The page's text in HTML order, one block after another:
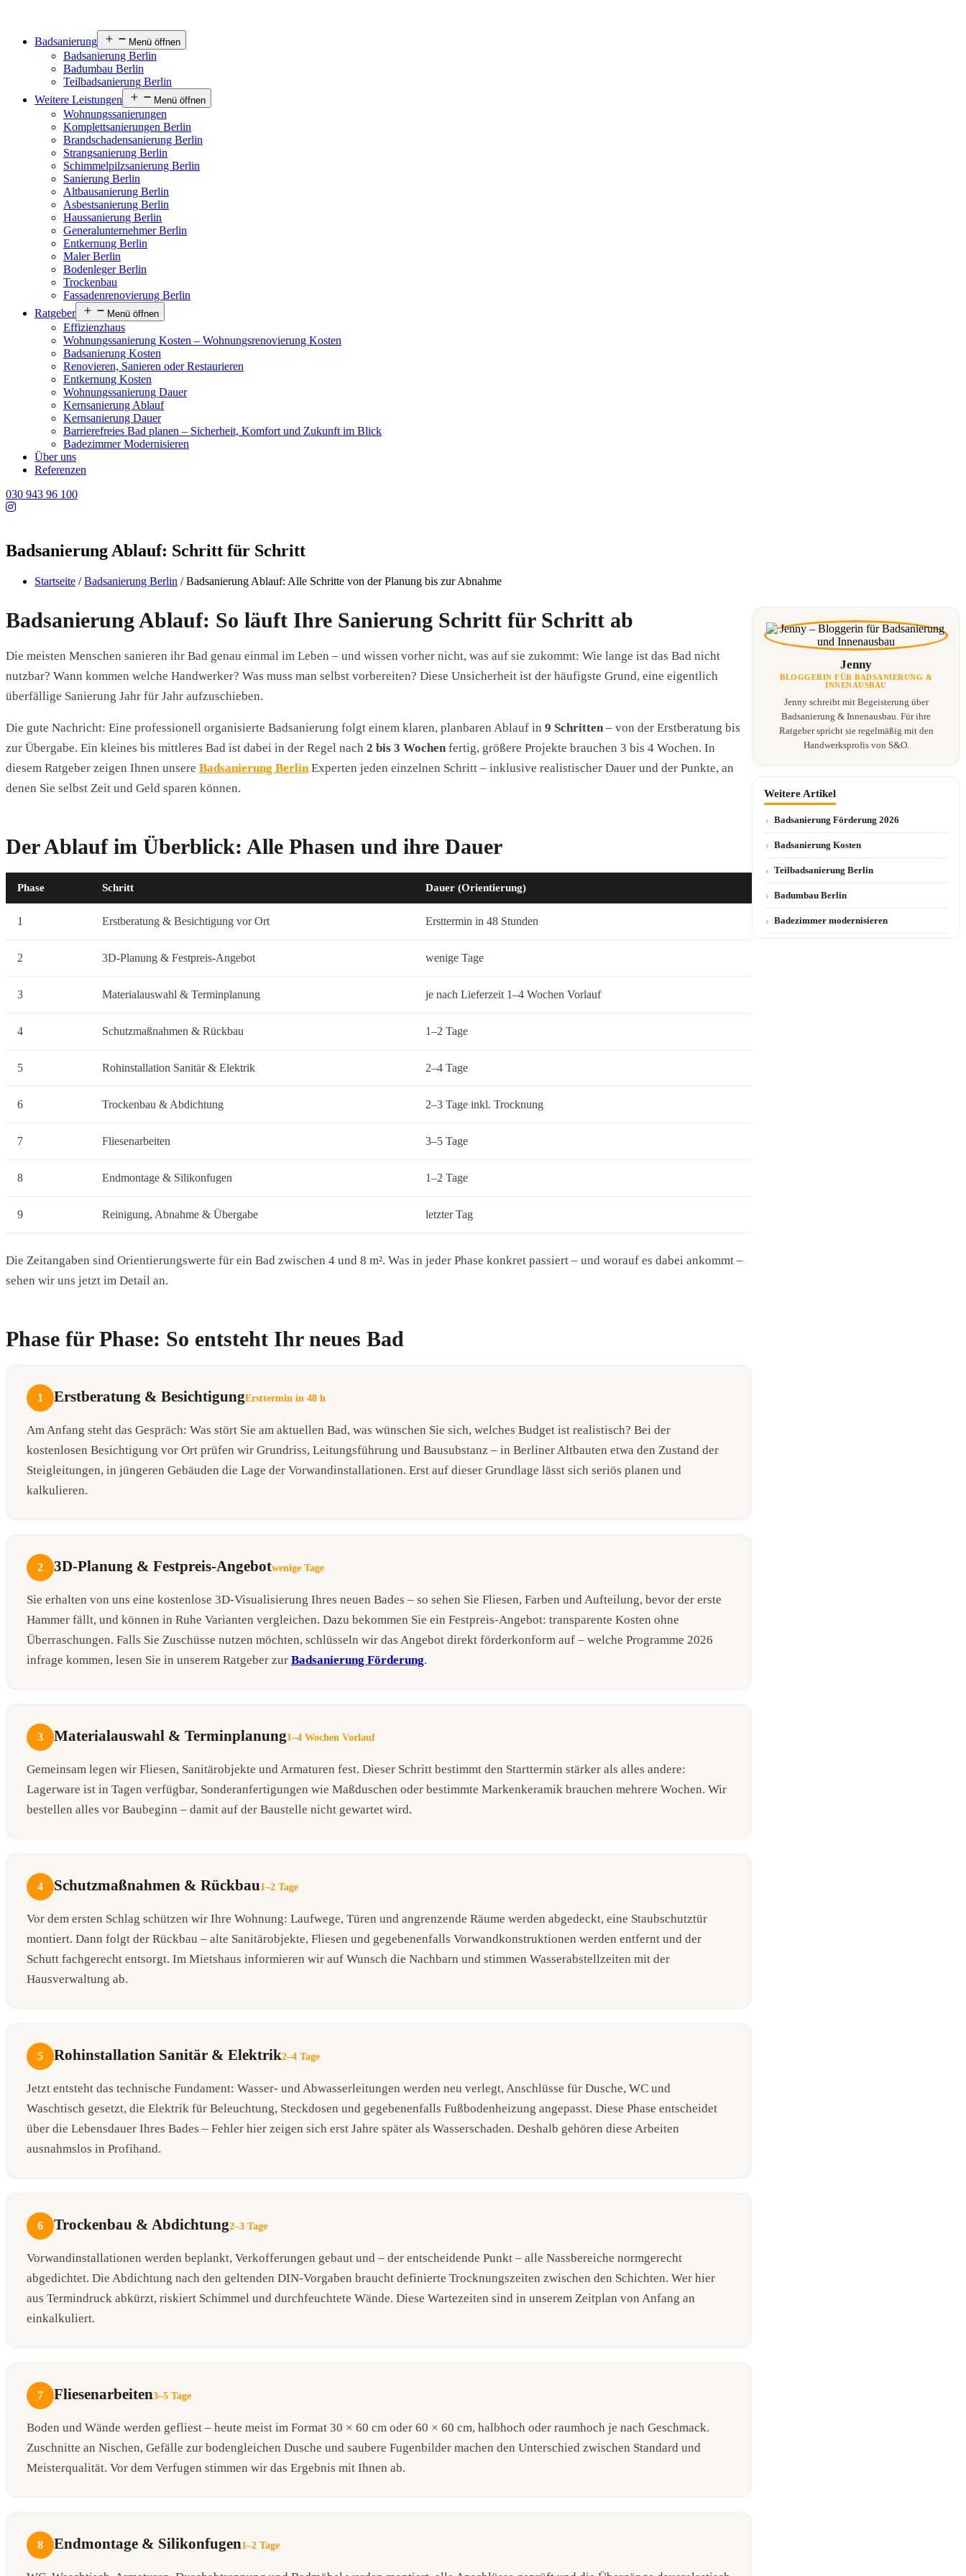
Badsanierung Menü öffnen
Badsanierung Berlin
Badumbau Berlin
Teilbadsanierung Berlin
Weitere Leistungen
Menü öffnen
Wohnungssanierungen
Komplettsanierungen Berlin
Brandschadensanierung Berlin
Strangsanierung Berlin
Schimmelpilzsanierung Berlin
Sanierung Berlin
Altbausanierung Berlin
Asbestsanierung Berlin
Haussanierung Berlin
Generalunternehmer Berlin
Entkernung Berlin
Maler Berlin
Bodenleger Berlin
Trockenbau
Fassadenrenovierung Berlin
Ratgeber
Menü öffnen
Effizienzhaus
Wohnungssanierung Kosten – Wohnungsrenovierung Kosten
Badsanierung Kosten
Renovieren, Sanieren oder Restaurieren
Entkernung Kosten
Wohnungssanierung Dauer
Kernsanierung Ablauf
Kernsanierung Dauer
Barrierefreies Bad planen – Sicherheit, Komfort und Zukunft im Blick
Badezimmer Modernisieren
Über uns
Referenzen
030 943 96 100
Badsanierung Ablauf: Schritt für Schritt
Startseite /Badsanierung Berlin /Badsanierung Ablauf: Alle Schritte von der Planung bis zur Abnahme
Badsanierung Ablauf: So läuft Ihre Sanierung Schritt für Schritt ab
Die meisten Menschen sanieren ihr Bad genau einmal im Leben – und wissen vorher nicht, was auf sie zukommt: Wie lange ist das Bad nicht
nutzbar? Wann kommen welche Handwerker? Was muss man selbst vorbereiten? Diese Unsicherheit ist der häufigste Grund, eine eigentlich
überfällige Sanierung Jahr für Jahr aufzuschieben.
Die gute Nachricht: Eine professionell organisierte Badsanierung folgt einem klaren, planbaren Ablauf in 9 Schritten – von der Erstberatung bis
zur Übergabe. Ein kleines bis mittleres Bad ist dabei in der Regel nach 2 bis 3 Wochen fertig, größere Projekte brauchen 3 bis 4 Wochen. In
diesem Ratgeber zeigen Ihnen unsere Badsanierung BerlinExperten jeden einzelnen Schritt – inklusive realistischer Dauer und der Punkte, an
denen Sie selbst Zeit und Geld sparen können.
Der Ablauf im Überblick: Alle Phasen und ihre Dauer
Phase Schritt Dauer (Orientierung)
1 Erstberatung & Besichtigung vor Ort Ersttermin in 48 Stunden
2 3D-Planung & Festpreis-Angebot wenige Tage
3 Materialauswahl & Terminplanung je nach Lieferzeit 1–4 Wochen Vorlauf
4 Schutzmaßnahmen & Rückbau 1–2 Tage
5 Rohinstallation Sanitär & Elektrik 2–4 Tage
6 Trockenbau & Abdichtung 2–3 Tage inkl. Trocknung
7 Fliesenarbeiten 3–5 Tage
8 Endmontage & Silikonfugen 1–2 Tage
9 Reinigung, Abnahme & Übergabe letzter Tag
Die Zeitangaben sind Orientierungswerte für ein Bad zwischen 4 und 8 m². Was in jeder Phase konkret passiert – und worauf es dabei ankommt –
sehen wir uns jetzt im Detail an.
Phase für Phase: So entsteht Ihr neues Bad
1 Erstberatung & BesichtigungErsttermin in 48 h
Am Anfang steht das Gespräch: Was stört Sie am aktuellen Bad, was wünschen Sie sich, welches Budget ist realistisch? Bei der
kostenlosen Besichtigung vor Ort prüfen wir Grundriss, Leitungsführung und Bausubstanz – in Berliner Altbauten etwa den Zustand der
Steigleitungen, in jüngeren Gebäuden die Lage der Vorwandinstallationen. Erst auf dieser Grundlage lässt sich seriös planen und
kalkulieren.
2 3D-Planung & Festpreis-Angebotwenige Tage
Sie erhalten von uns eine kostenlose 3D-Visualisierung Ihres neuen Bades – so sehen Sie Fliesen, Farben und Aufteilung, bevor der erste
Hammer fällt, und können in Ruhe Varianten vergleichen. Dazu bekommen Sie ein Festpreis-Angebot: transparente Kosten ohne
Überraschungen. Falls Sie Zuschüsse nutzen möchten, schlüsseln wir das Angebot direkt förderkonform auf – welche Programme 2026
infrage kommen, lesen Sie in unserem Ratgeber zur Badsanierung Förderung.
3 Materialauswahl & Terminplanung1–4 Wochen Vorlauf
Gemeinsam legen wir Fliesen, Sanitärobjekte und Armaturen fest. Dieser Schritt bestimmt den Starttermin stärker als alles andere:
Lagerware ist in Tagen verfügbar, Sonderanfertigungen wie Maßduschen oder bestimmte Markenkeramik brauchen mehrere Wochen. Wir
bestellen alles vor Baubeginn – damit auf der Baustelle nicht gewartet wird.
4 Schutzmaßnahmen & Rückbau1–2 Tage
Vor dem ersten Schlag schützen wir Ihre Wohnung: Laufwege, Türen und angrenzende Räume werden abgedeckt, eine Staubschutztür
montiert. Dann folgt der Rückbau – alte Sanitärobjekte, Fliesen und gegebenenfalls Vorwandkonstruktionen werden entfernt und der
Schutt fachgerecht entsorgt. Im Mietshaus informieren wir auf Wunsch die Nachbarn und stimmen Wasserabstellzeiten mit der
Hausverwaltung ab.
5 Rohinstallation Sanitär & Elektrik2–4 Tage
Jetzt entsteht das technische Fundament: Wasser- und Abwasserleitungen werden neu verlegt, Anschlüsse für Dusche, WC und
Waschtisch gesetzt, die Elektrik für Beleuchtung, Steckdosen und gegebenenfalls Fußbodenheizung angepasst. Diese Phase entscheidet
über die Lebensdauer Ihres Bades – Fehler hier zeigen sich erst Jahre später als Wasserschaden. Deshalb gehören diese Arbeiten
ausnahmslos in Profihand.
6 Trockenbau & Abdichtung2–3 Tage
Vorwandinstallationen werden beplankt, Verkofferungen gebaut und – der entscheidende Punkt – alle Nassbereiche normgerecht
abgedichtet. Die Abdichtung nach den geltenden DIN-Vorgaben braucht definierte Trocknungszeiten zwischen den Schichten. Wer hier
aus Termindruck abkürzt, riskiert Schimmel und durchfeuchtete Wände. Diese Wartezeiten sind in unserem Zeitplan von Anfang an
einkalkuliert.
7 Fliesenarbeiten3–5 Tage
Boden und Wände werden gefliest – heute meist im Format 30 × 60 cm oder 60 × 60 cm, halbhoch oder raumhoch je nach Geschmack.
Zuschnitte an Nischen, Gefälle zur bodengleichen Dusche und saubere Fugenbilder machen den Unterschied zwischen Standard und
Meisterqualität. Vor dem Verfugen stimmen wir das Ergebnis mit Ihnen ab.
8 Endmontage & Silikonfugen1–2 Tage
Jenny
BLOGGERIN FÜR BADSANIERUNG &
INNENAUSBAU
Jenny schreibt mit Begeisterung über
Badsanierung & Innenausbau. Für ihre
Ratgeber spricht sie regelmäßig mit den
Handwerksprofis von S&O.
Weitere Artikel
› Badsanierung Förderung 2026
› Badsanierung Kosten
› Teilbadsanierung Berlin
› Badumbau Berlin
› Badezimmer modernisieren